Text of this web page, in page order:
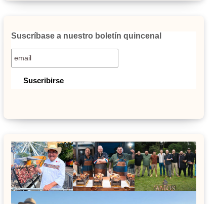
Suscríbase a nuestro boletín quincenal